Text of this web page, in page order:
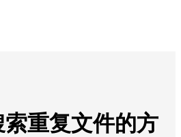
重复文件的方